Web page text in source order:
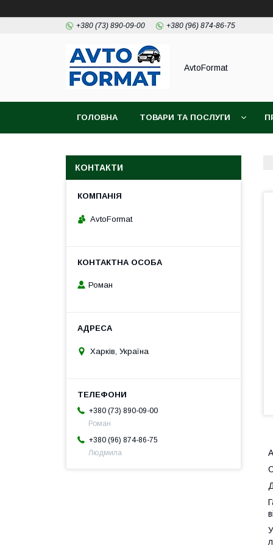
+380 (73) 890-09-00 +380 (96) 874-86-75
AvtoFormat
ГОЛОВНА ТОВАРИ ТА ПОСЛУГИ
КОНТАКТИ
AvtoFormat
Роман
Харків, Україна
+380 (73) 890-09-00
Роман
+380 (96) 874-86-75
Людмила